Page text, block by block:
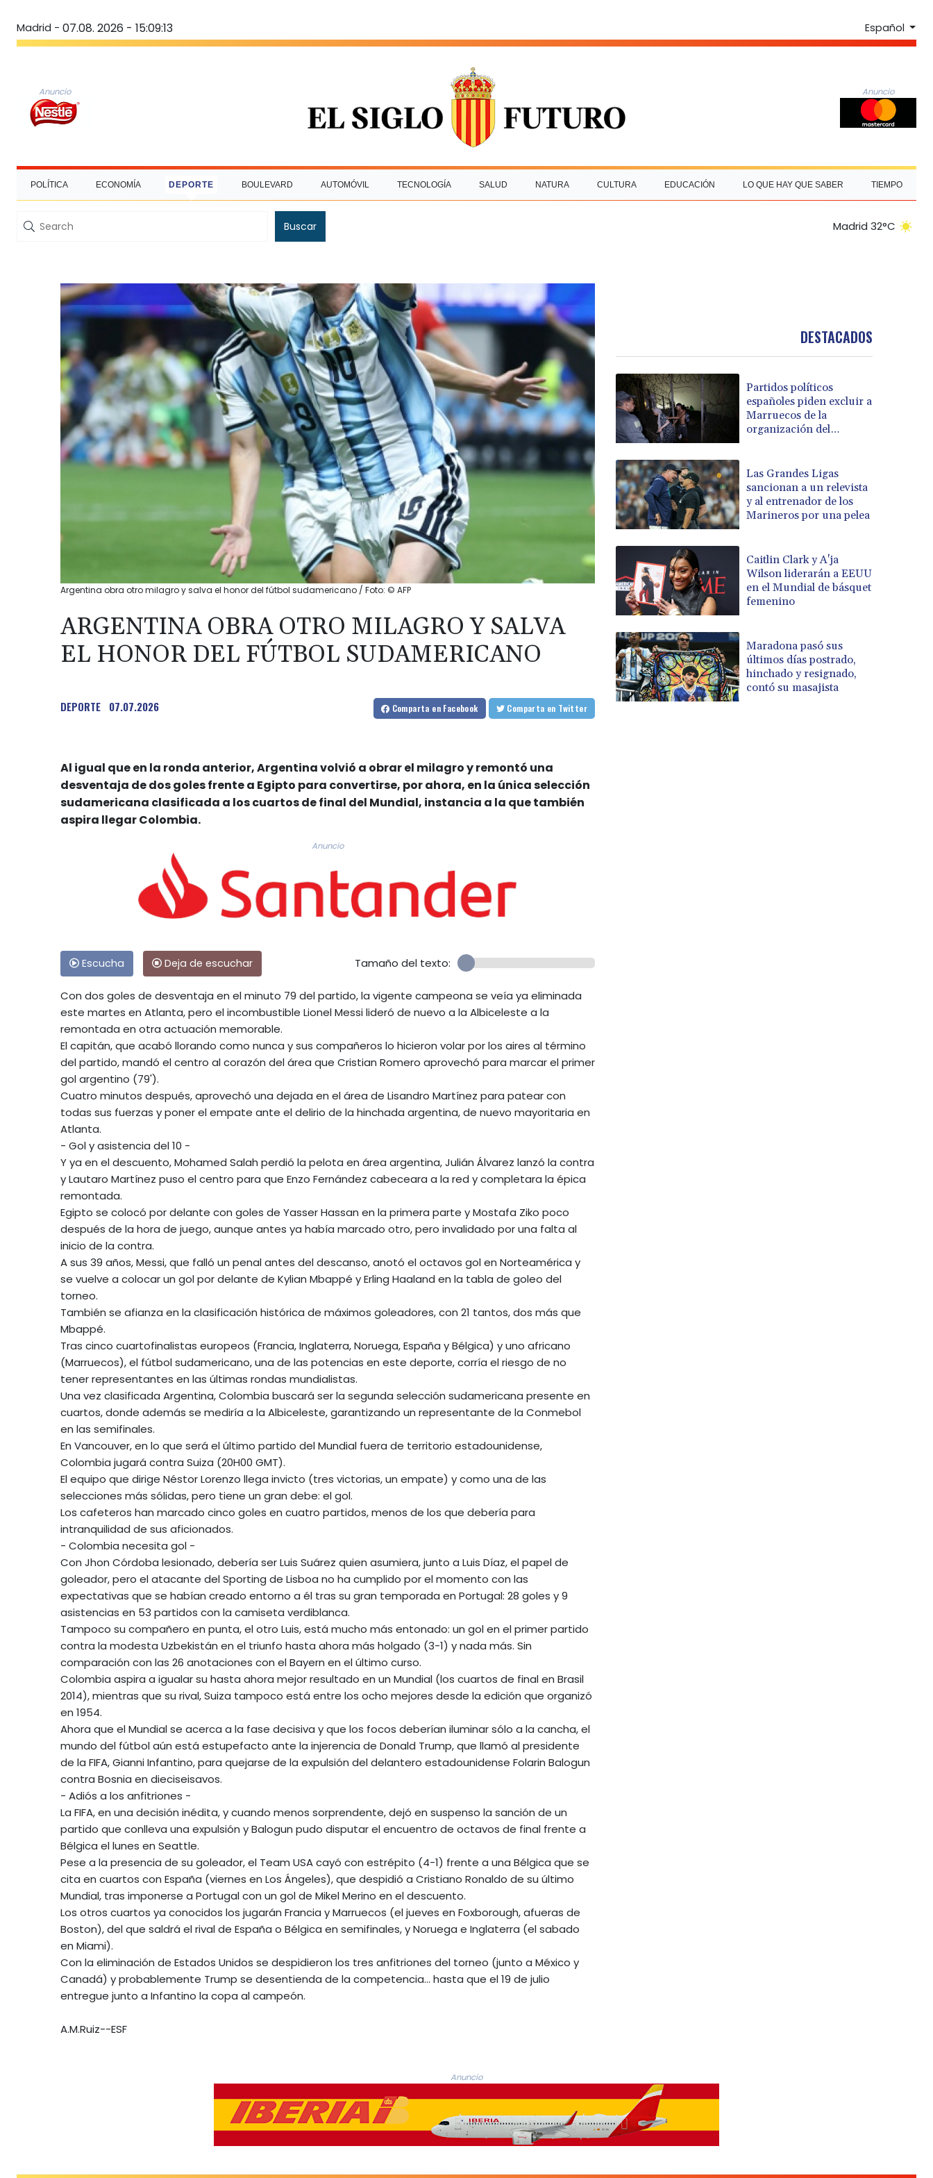
Madrid - 07.08. 2026 - 15:09:14 Español
Anuncio Anuncio
POLÍTICA ECONOMÍA DEPORTE BOULEVARD AUTOMÓVIL TECNOLOGÍA SALUD NATURA CULTURA EDUCACIÓN LO QUE HAY QUE SABER TIEMPO
Buscar Madrid 32°C
Argentina obra otro milagro y salva el honor del fútbol sudamericano / Foto: © AFP
ARGENTINA OBRA OTRO MILAGRO Y SALVA
EL HONOR DEL FÚTBOL SUDAMERICANO
DEPORTE 07.07.2026 Comparta en Facebook Comparta en Twitter
Al igual que en la ronda anterior, Argentina volvió a obrar el milagro y remontó una
desventaja de dos goles frente a Egipto para convertirse, por ahora, en la única selección
sudamericana clasificada a los cuartos de final del Mundial, instancia a la que también
aspira llegar Colombia.
Anuncio
Escucha Deja de escuchar Tamaño del texto:
Con dos goles de desventaja en el minuto 79 del partido, la vigente campeona se veía ya eliminada
este martes en Atlanta, pero el incombustible Lionel Messi lideró de nuevo a la Albiceleste a la
remontada en otra actuación memorable.
El capitán, que acabó llorando como nunca y sus compañeros lo hicieron volar por los aires al término
del partido, mandó el centro al corazón del área que Cristian Romero aprovechó para marcar el primer
gol argentino (79').
Cuatro minutos después, aprovechó una dejada en el área de Lisandro Martínez para patear con
todas sus fuerzas y poner el empate ante el delirio de la hinchada argentina, de nuevo mayoritaria en
Atlanta.
- Gol y asistencia del 10 -
Y ya en el descuento, Mohamed Salah perdió la pelota en área argentina, Julián Álvarez lanzó la contra
y Lautaro Martínez puso el centro para que Enzo Fernández cabeceara a la red y completara la épica
remontada.
Egipto se colocó por delante con goles de Yasser Hassan en la primera parte y Mostafa Ziko poco
después de la hora de juego, aunque antes ya había marcado otro, pero invalidado por una falta al
inicio de la contra.
A sus 39 años, Messi, que falló un penal antes del descanso, anotó el octavos gol en Norteamérica y
se vuelve a colocar un gol por delante de Kylian Mbappé y Erling Haaland en la tabla de goleo del
torneo.
También se afianza en la clasificación histórica de máximos goleadores, con 21 tantos, dos más que
Mbappé.
Tras cinco cuartofinalistas europeos (Francia, Inglaterra, Noruega, España y Bélgica) y uno africano
(Marruecos), el fútbol sudamericano, una de las potencias en este deporte, corría el riesgo de no
tener representantes en las últimas rondas mundialistas.
Una vez clasificada Argentina, Colombia buscará ser la segunda selección sudamericana presente en
cuartos, donde además se mediría a la Albiceleste, garantizando un representante de la Conmebol
en las semifinales.
En Vancouver, en lo que será el último partido del Mundial fuera de territorio estadounidense,
Colombia jugará contra Suiza (20H00 GMT).
El equipo que dirige Néstor Lorenzo llega invicto (tres victorias, un empate) y como una de las
selecciones más sólidas, pero tiene un gran debe: el gol.
Los cafeteros han marcado cinco goles en cuatro partidos, menos de los que debería para
intranquilidad de sus aficionados.
- Colombia necesita gol -
Con Jhon Córdoba lesionado, debería ser Luis Suárez quien asumiera, junto a Luis Díaz, el papel de
goleador, pero el atacante del Sporting de Lisboa no ha cumplido por el momento con las
expectativas que se habían creado entorno a él tras su gran temporada en Portugal: 28 goles y 9
asistencias en 53 partidos con la camiseta verdiblanca.
Tampoco su compañero en punta, el otro Luis, está mucho más entonado: un gol en el primer partido
contra la modesta Uzbekistán en el triunfo hasta ahora más holgado (3-1) y nada más. Sin
comparación con las 26 anotaciones con el Bayern en el último curso.
Colombia aspira a igualar su hasta ahora mejor resultado en un Mundial (los cuartos de final en Brasil
2014), mientras que su rival, Suiza tampoco está entre los ocho mejores desde la edición que organizó
en 1954.
Ahora que el Mundial se acerca a la fase decisiva y que los focos deberían iluminar sólo a la cancha, el
mundo del fútbol aún está estupefacto ante la injerencia de Donald Trump, que llamó al presidente
de la FIFA, Gianni Infantino, para quejarse de la expulsión del delantero estadounidense Folarin Balogun
contra Bosnia en dieciseisavos.
- Adiós a los anfitriones -
La FIFA, en una decisión inédita, y cuando menos sorprendente, dejó en suspenso la sanción de un
partido que conlleva una expulsión y Balogun pudo disputar el encuentro de octavos de final frente a
Bélgica el lunes en Seattle.
Pese a la presencia de su goleador, el Team USA cayó con estrépito (4-1) frente a una Bélgica que se
cita en cuartos con España (viernes en Los Ángeles), que despidió a Cristiano Ronaldo de su último
Mundial, tras imponerse a Portugal con un gol de Mikel Merino en el descuento.
Los otros cuartos ya conocidos los jugarán Francia y Marruecos (el jueves en Foxborough, afueras de
Boston), del que saldrá el rival de España o Bélgica en semifinales, y Noruega e Inglaterra (el sabado
en Miami).
Con la eliminación de Estados Unidos se despidieron los tres anfitriones del torneo (junto a México y
Canadá) y probablemente Trump se desentienda de la competencia... hasta que el 19 de julio
entregue junto a Infantino la copa al campeón.
A.M.Ruiz--ESF
DESTACADOS
Partidos políticos
españoles piden excluir a
Marruecos de la
organización del
Las Grandes Ligas
sancionan a un relevista
y al entrenador de los
Marineros por una pelea
Caitlin Clark y A'ja
Wilson liderarán a EEUU
en el Mundial de básquet
femenino
Maradona pasó sus
últimos días postrado,
hinchado y resignado,
contó su masajista
Anuncio